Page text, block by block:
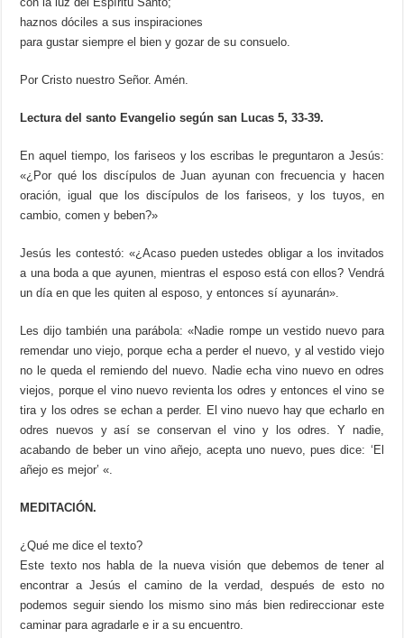
haznos dóciles a sus inspiraciones
para gustar siempre el bien y gozar de su consuelo.
Por Cristo nuestro Señor. Amén.
Lectura del santo Evangelio según san Lucas 5, 33-39.
En aquel tiempo, los fariseos y los escribas le preguntaron a Jesús:
«¿Por qué los discípulos de Juan ayunan con frecuencia y hacen
oración, igual que los discípulos de los fariseos, y los tuyos, en
cambio, comen y beben?»
Jesús les contestó: «¿Acaso pueden ustedes obligar a los invitados
a una boda a que ayunen, mientras el esposo está con ellos? Vendrá
un día en que les quiten al esposo, y entonces sí ayunarán».
Les dijo también una parábola: «Nadie rompe un vestido nuevo para
remendar uno viejo, porque echa a perder el nuevo, y al vestido viejo
no le queda el remiendo del nuevo. Nadie echa vino nuevo en odres
viejos, porque el vino nuevo revienta los odres y entonces el vino se
tira y los odres se echan a perder. El vino nuevo hay que echarlo en
odres nuevos y así se conservan el vino y los odres. Y nadie,
acabando de beber un vino añejo, acepta uno nuevo, pues dice: ‘El
añejo es mejor’ «.
MEDITACIÓN.
¿Qué me dice el texto?
Este texto nos habla de la nueva visión que debemos de tener al
encontrar a Jesús el camino de la verdad, después de esto no
podemos seguir siendo los mismo sino más bien redireccionar este
caminar para agradarle e ir a su encuentro.